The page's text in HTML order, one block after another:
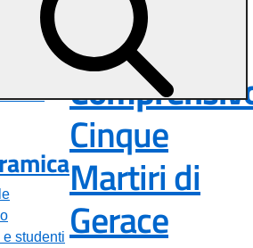
studenti
Istituto
Cinque
Martiri di
Gerace—